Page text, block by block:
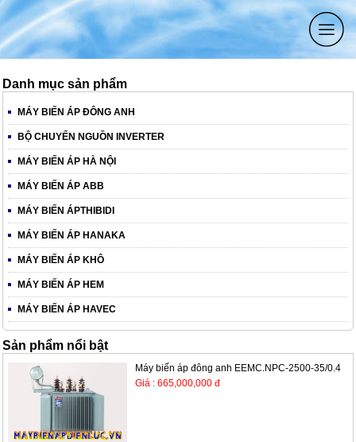
Danh mục sản phẩm
MÁY BIẾN ÁP ĐÔNG ANH
BỘ CHUYỂN NGUỒN INVERTER
MÁY BIẾN ÁP HÀ NỘI
MÁY BIẾN ÁP ABB
MÁY BIẾN ÁPTHIBIDI
MÁY BIẾN ÁP HANAKA
MÁY BIẾN ÁP KHÔ
MÁY BIẾN ÁP HEM
MÁY BIẾN ÁP HAVEC
Sản phẩm nổi bật
Máy biến áp đông anh EEMC.NPC-2500-35/0.4
Giá : 665,000,000 đ